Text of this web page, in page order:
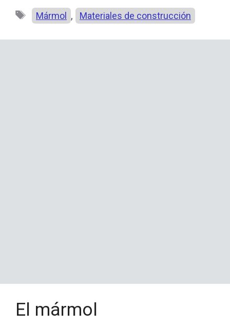
Etiquetas
Mármol , Materiales de construcción
El mármol